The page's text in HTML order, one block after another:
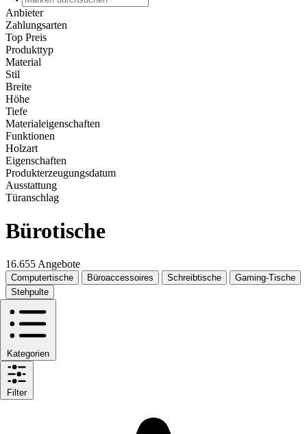
Anbieter
Zahlungsarten
Top Preis
Produkttyp
Material
Stil
Breite
Höhe
Tiefe
Materialeigenschaften
Funktionen
Holzart
Eigenschaften
Produkterzeugungsdatum
Ausstattung
Türanschlag
Bürotische
16.655 Angebote
Computertische Büroaccessoires Schreibtische
Gaming-Tische
Stehpulte
Kategorien
Filter